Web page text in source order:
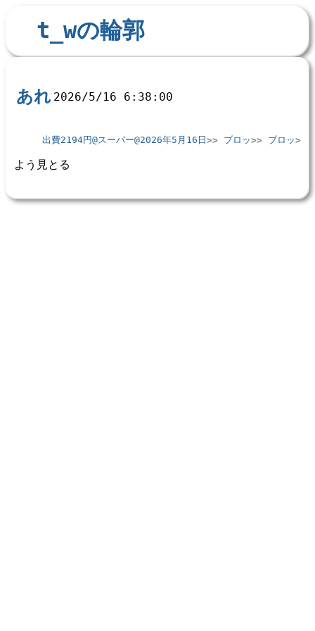
t_wの輪郭
あれ 2026/5/16 6:38:00
出費2194円@スーパー@2026年5月16日 ブロッ ブロッ
よう見とる